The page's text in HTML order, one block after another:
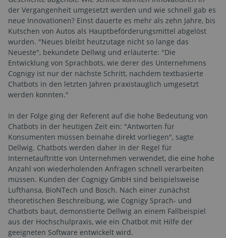
der Vergangenheit umgesetzt werden und wie schnell gab es
neue Innovationen? Einst dauerte es mehr als zehn Jahre, bis
Kutschen von Autos als Hauptbeförderungsmittel abgelöst
wurden. "Neues bleibt heutzutage nicht so lange das
Neueste", bekundete Dellwig und erläuterte: "Die
Entwicklung von Sprachbots, wie derer des Unternehmens
Cognigy ist nur der nächste Schritt, nachdem textbasierte
Chatbots in den letzten Jahren praxistauglich umgesetzt
werden konnten."
In der Folge ging der Referent auf die hohe Bedeutung von
Chatbots in der heutigen Zeit ein: "Antworten für
Konsumenten müssen beinahe direkt vorliegen", sagte
Dellwig. Chatbots werden daher in der Regel für
Internetauftritte von Unternehmen verwendet, die eine hohe
Anzahl von wiederholenden Anfragen schnell verarbeiten
müssen. Kunden der Cognigy GmbH sind beispielsweise
Lufthansa, BioNTech und Bosch. Nach einer zunächst
theoretischen Beschreibung, wie Cognigy Sprach- und
Chatbots baut, demonstierte Dellwig an einem Fallbeispiel
aus der Hochschulpraxis, wie ein Chatbot mit Hilfe der
geeigneten Software entwickelt wird.